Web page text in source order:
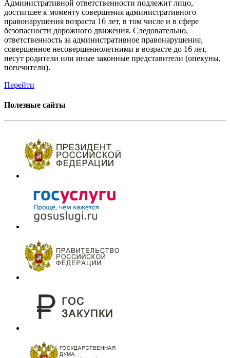
Административной ответственности подлежит лицо,
достигшее к моменту совершения административного
правонарушения возраста 16 лет, в том числе и в сфере
безопасности дорожного движения. Следовательно,
ответственность за административное правонарушение,
совершенное несовершеннолетними в возрасте до 16 лет,
несут родители или иные законные представители (опекуны,
попечители).
Перейти
Полезные сайты